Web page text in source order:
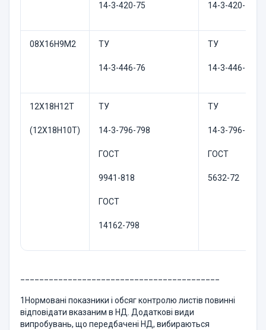
14-3-420-75 14-3-420-75
08Х16Н9М2 ТУ
14-3-446-76
ТУ
14-3-446-76
12Х18Н12Т
(12Х18Н10Т)
ТУ
14-3-796-798
ГОСТ
9941-818
ГОСТ
14162-798
ТУ
14-3-796-79
ГОСТ
5632-72
1Нормовані показники і обсяг контролю листів повинні
відповідати вказаним в НД. Додаткові види
випробувань, що передбачені НД, вибираються